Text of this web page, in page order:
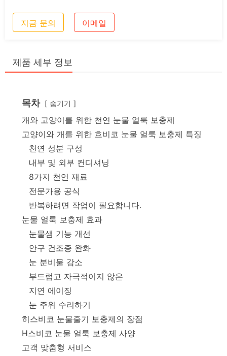
지금 문의 이메일
제품 세부 정보
목차 숨기기
개와 고양이를 위한 천연 눈물 얼룩 보충제
고양이와 개를 위한 흐비코 눈물 얼룩 보충제 특징
천연 성분 구성
내부 및 외부 컨디셔닝
8가지 천연 재료
전문가용 공식
반복하려면 작업이 필요합니다.
눈물 얼룩 보충제 효과
눈물샘 기능 개선
안구 건조증 완화
눈 분비물 감소
부드럽고 자극적이지 않은
지연 에이징
눈 주위 수리하기
히스비코 눈물줄기 보충제의 장점
H스비코 눈물 얼룩 보충제 사양
고객 맞춤형 서비스